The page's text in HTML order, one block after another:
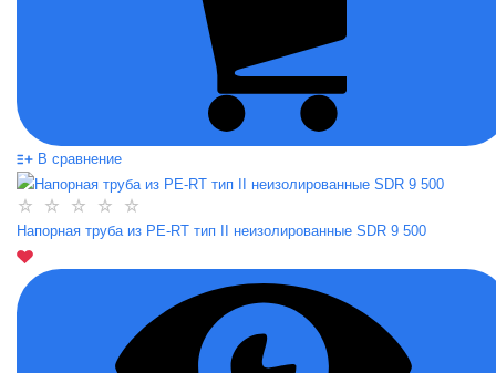
В сравнение
Напорная труба из PE-RT тип II неизолированные SDR 9 500